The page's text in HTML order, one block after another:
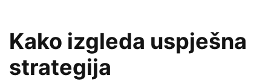
Kako izgleda uspješna
strategija